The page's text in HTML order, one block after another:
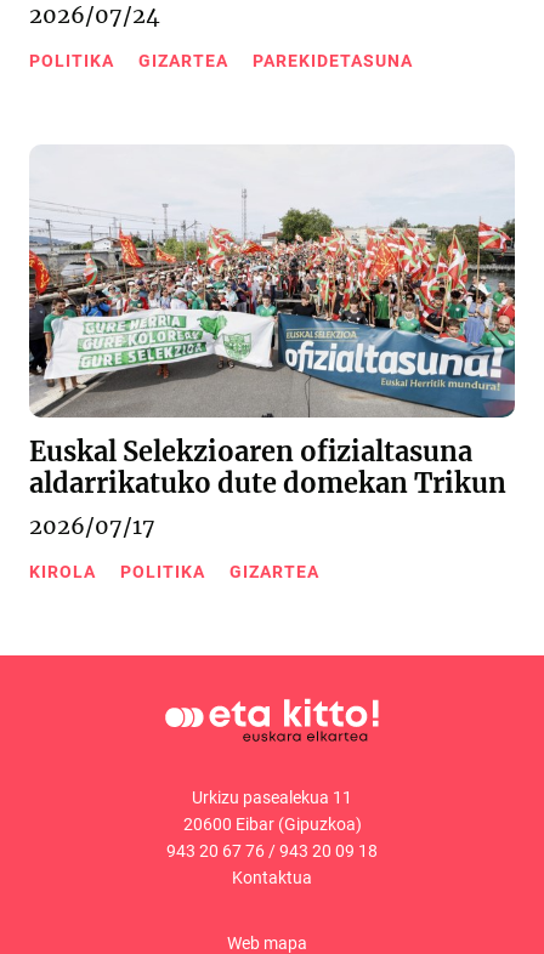
2026/07/24
POLITIKA GIZARTEA PAREKIDETASUNA
Euskal Selekzioaren ofizialtasuna
aldarrikatuko dute domekan Trikun
2026/07/17
KIROLA POLITIKA GIZARTEA
Urkizu pasealekua 11
20600 Eibar (Gipuzkoa)
943 20 67 76/943 20 09 18
Kontaktua
Web mapa